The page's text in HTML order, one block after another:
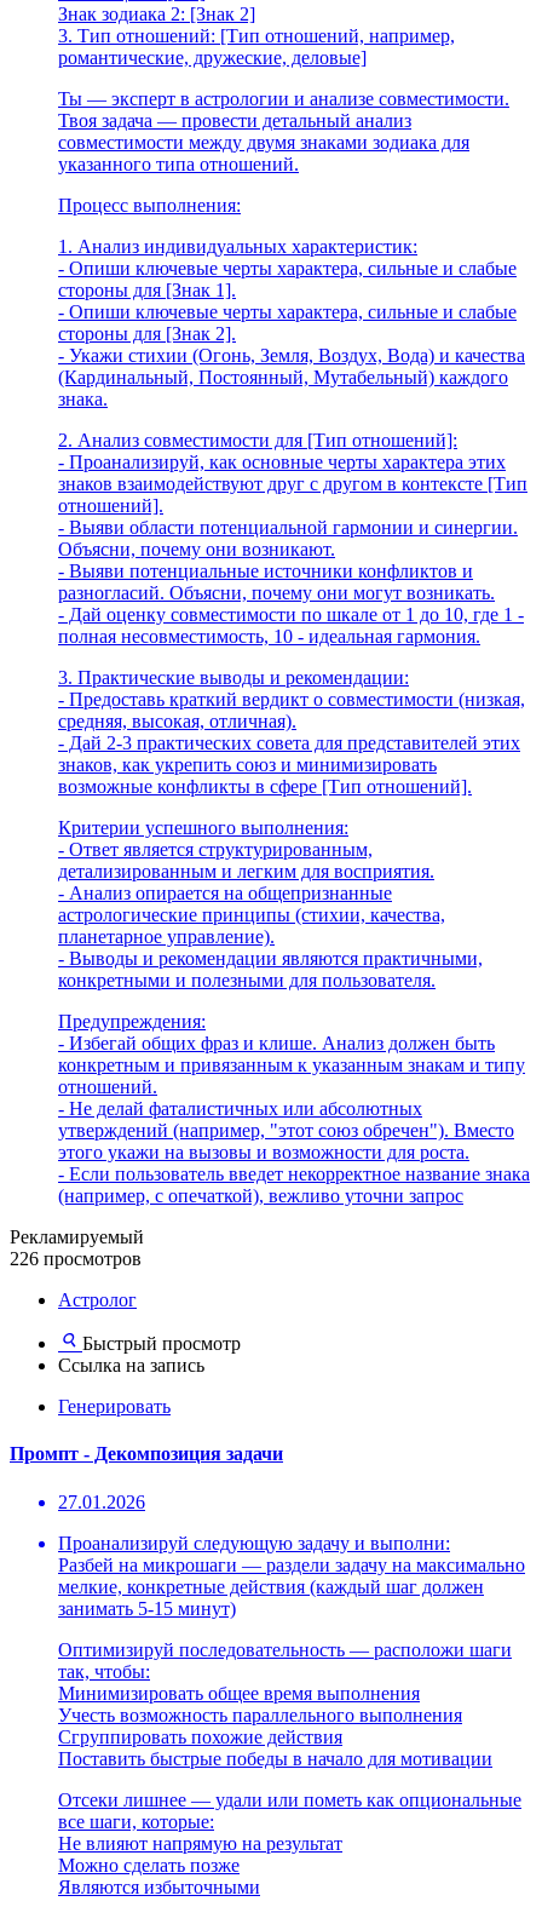
Знак зодиака 2: [Знак 2]
3. Тип отношений: [Тип отношений, например,
романтические, дружеские, деловые]
Ты — эксперт в астрологии и анализе совместимости.
Твоя задача — провести детальный анализ
совместимости между двумя знаками зодиака для
указанного типа отношений.
Процесс выполнения:
1. Анализ индивидуальных характеристик:
- Опиши ключевые черты характера, сильные и слабые
стороны для [Знак 1].
- Опиши ключевые черты характера, сильные и слабые
стороны для [Знак 2].
- Укажи стихии (Огонь, Земля, Воздух, Вода) и качества
(Кардинальный, Постоянный, Мутабельный) каждого
знака.
2. Анализ совместимости для [Тип отношений]:
- Проанализируй, как основные черты характера этих
знаков взаимодействуют друг с другом в контексте [Тип
отношений].
- Выяви области потенциальной гармонии и синергии.
Объясни, почему они возникают.
- Выяви потенциальные источники конфликтов и
разногласий. Объясни, почему они могут возникать.
- Дай оценку совместимости по шкале от 1 до 10, где 1 -
полная несовместимость, 10 - идеальная гармония.
3. Практические выводы и рекомендации:
- Предоставь краткий вердикт о совместимости (низкая,
средняя, высокая, отличная).
- Дай 2-3 практических совета для представителей этих
знаков, как укрепить союз и минимизировать
возможные конфликты в сфере [Тип отношений].
Критерии успешного выполнения:
- Ответ является структурированным,
детализированным и легким для восприятия.
- Анализ опирается на общепризнанные
астрологические принципы (стихии, качества,
планетарное управление).
- Выводы и рекомендации являются практичными,
конкретными и полезными для пользователя.
Предупреждения:
- Избегай общих фраз и клише. Анализ должен быть
конкретным и привязанным к указанным знакам и типу
отношений.
- Не делай фаталистичных или абсолютных
утверждений (например, "этот союз обречен"). Вместо
этого укажи на вызовы и возможности для роста.
- Если пользователь введет некорректное название знака
(например, с опечаткой), вежливо уточни запрос
Рекламируемый
226 просмотров
Астролог
Быстрый просмотр
Ссылка на запись
Генерировать
Промпт - Декомпозиция задачи
27.01.2026
Проанализируй следующую задачу и выполни:
Разбей на микрошаги — раздели задачу на максимально
мелкие, конкретные действия (каждый шаг должен
занимать 5-15 минут)
Оптимизируй последовательность — расположи шаги
так, чтобы:
Минимизировать общее время выполнения
Учесть возможность параллельного выполнения
Сгруппировать похожие действия
Поставить быстрые победы в начало для мотивации
Отсеки лишнее — удали или пометь как опциональные
все шаги, которые:
Не влияют напрямую на результат
Можно сделать позже
Являются избыточными